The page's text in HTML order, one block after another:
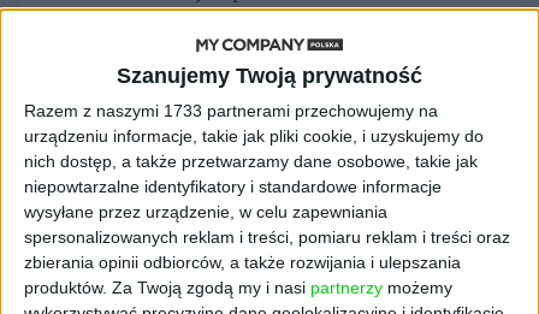
Szanujemy Twoją prywatność
Razem z naszymi 1733 partnerami przechowujemy na
urządzeniu informacje, takie jak pliki cookie, i uzyskujemy do
nich dostęp, a także przetwarzamy dane osobowe, takie jak
niepowtarzalne identyfikatory i standardowe informacje
wysyłane przez urządzenie, w celu zapewniania
spersonalizowanych reklam i treści, pomiaru reklam i treści oraz
zbierania opinii odbiorców, a także rozwijania i ulepszania
produktów. Za Twoją zgodą my i nasi partnerzy możemy
do zmniejszania napięcia pomiędzy
pracownikami, budowaniu atmosfery
współpracy, zaufania, a tym samym
powiększania kapitału społecznego. Poprzez
dobro, które powstaje na skutek
zaangażowania w wolontariat pracowniczy
buduje się także najlepiej rozumianą
społeczną odpowiedzialność biznesu – dodaje
Kaczmarczyk. A stąd już prosta droga do ESG,
ze szczególnym naciskiem na literkę S, która